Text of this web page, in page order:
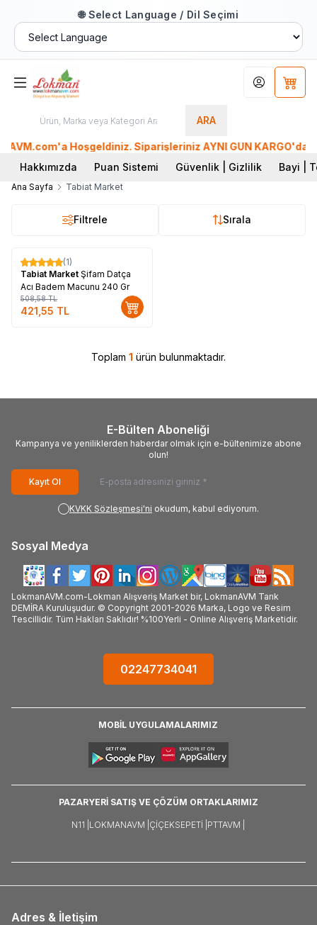
🌐 Select Language / Dil Seçimi
ARA
Hesabım
Hoşgeldiniz. Siparişleriniz AYNI GÜN KARGO'da.
Hakkımızda
Puan Sistemi Güvenlik | Gizlilik Bayi |
Ana Sayfa Tabiat Market
Filtrele Sırala
%17
(1)
Tabiat Market Şifam Datça
Acı Badem Macunu 240 Gr
508,58TL
421,55 TL
Toplam 1 ürün bulunmaktadır.
E-Bülten Aboneliği
Kampanya ve yeniliklerden haberdar olmak için e-bültenimize abone
olun!
Kayıt Ol
KVKK Sözleşmesi'ni okudum, kabul ediyorum.
Sosyal Medya
LokmanAVM.com-Lokman Alışveriş Market bir, LokmanAVM Tarık
DEMİRA Kuruluşudur. © Copyright 2001-2026 Marka, Logo ve Resim
Tescillidir. Tüm Hakları Saklıdır! %100Yerli - Online Alışveriş Marketidir.
02247734041
MOBİL UYGULAMALARIMIZ
PAZARYERİ SATIŞ VE ÇÖZÜM ORTAKLARIMIZ
N11 | LOKMANAVM | ÇIÇEKSEPETI | PTTAVM |
Adres & İletişim